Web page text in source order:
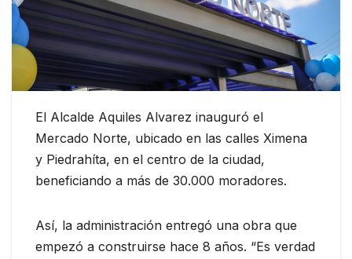
El Alcalde Aquiles Alvarez inauguró el
Mercado Norte, ubicado en las calles Ximena
y Piedrahíta, en el centro de la ciudad,
beneficiando a más de 30.000 moradores.
Así, la administración entregó una obra que
empezó a construirse hace 8 años. “Es verdad